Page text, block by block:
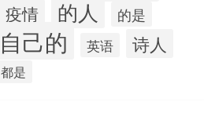
疫情 的人 的是
自己的 英语 诗人
都是